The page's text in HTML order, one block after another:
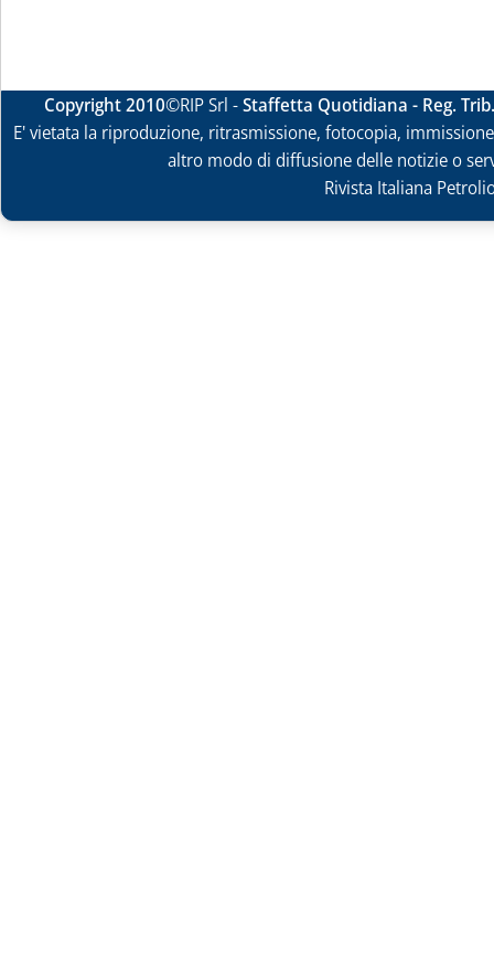
Copyright 2010©RIP Srl -Staffetta Quotidiana - Reg.
E' vietata la riproduzione, ritrasmissione, fotocopia,
altro modo di diffusione delle notizie o
Rivista Italiana